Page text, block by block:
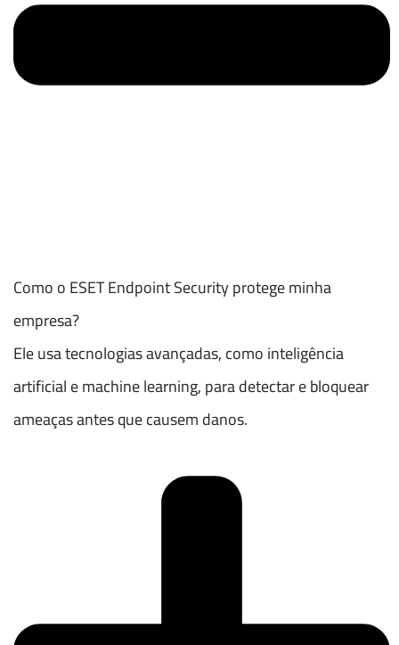
Como o ESET Endpoint Security protege minha
empresa?
Ele usa tecnologias avançadas, como inteligência
artificial e machine learning, para detectar e bloquear
ameaças antes que causem danos.